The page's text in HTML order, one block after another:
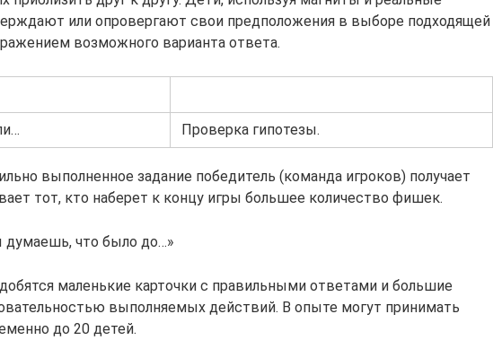
или опровергают свои предположения в выборе подходящей
возможного варианта ответа.
Проверка гипотезы.
выполненное задание победитель (команда игроков) получает
тот, кто наберет к концу игры большее количество фишек.
что было до…»
маленькие карточки с правильными ответами и большие
выполняемых действий. В опыте могут принимать
до 20 детей.